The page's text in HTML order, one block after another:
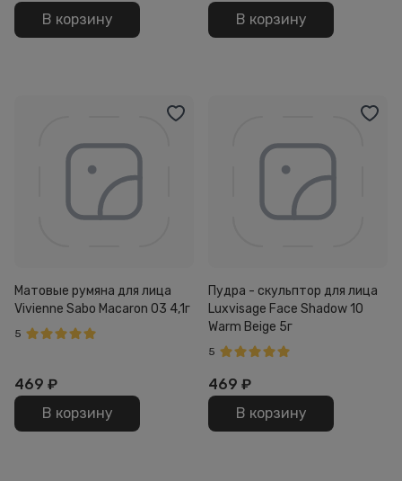
В корзину
В корзину
Матовые румяна для лица
Vivienne Sabo Macaron 03 4,1г
5
469 ₽
В корзину
Пудра - скульптор для лица
Luxvisage Face Shadow 10
Warm Beige 5г
5
469 ₽
В корзину